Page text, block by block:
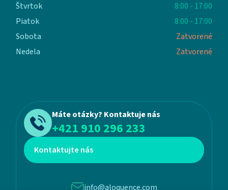
Štvrtok
8:00 - 17:00
Piatok
8:00 - 17:00
Sobota
Zatvorené
Nedela
Zatvorené
Máte otázky? Kontaktuje nás
+421 910 296 233
Kontaktujte nás
info@aloquence.com